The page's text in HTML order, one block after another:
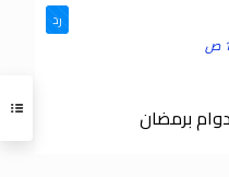
برمضان
رد